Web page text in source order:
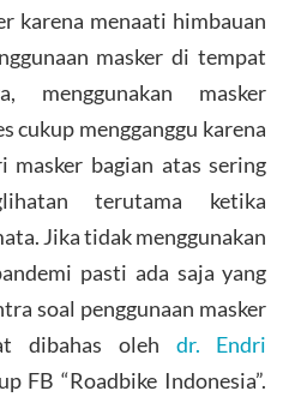
karena menaati himbauan
masker di tempat
menggunakan masker
cukup mengganggu karena
masker bagian atas sering
terutama ketika
Jika tidak menggunakan
pasti ada saja yang
soal penggunaan masker
dibahas oleh dr. Endri
FB “Roadbike Indonesia”.